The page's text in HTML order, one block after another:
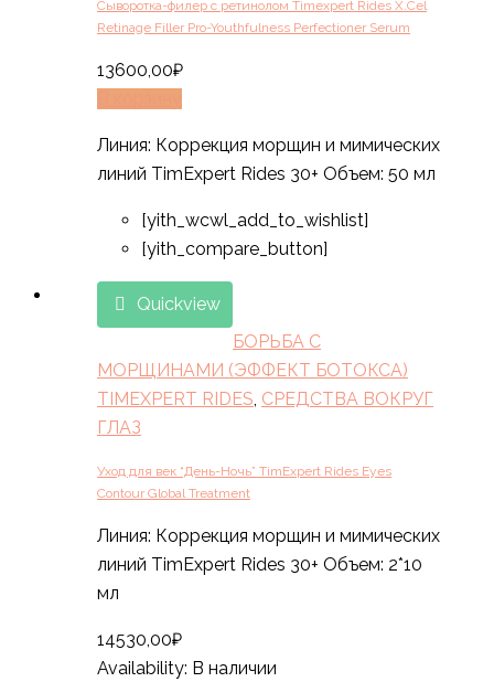
Сыворотка-филер с ретинолом Timexpert Rides X.Cel
Retinage Filler Pro-Youthfulness Perfectioner Serum
13600,00₽
Линия: Коррекция морщин и мимических
линий TimExpert Rides 30+ Объем: 50 мл
[yith_wcwl_add_to_wishlist]
[yith_compare_button]
Quickview
БОРЬБА С
МОРЩИНАМИ (ЭФФЕКТ БОТОКСА)
TIMEXPERT RIDES, СРЕДСТВА ВОКРУГ
ГЛАЗ
Уход для век “День-Ночь” TimExpert Rides Eyes
Contour Global Treatment
Линия: Коррекция морщин и мимических
линий TimExpert Rides 30+ Объем: 2*10
мл
14530,00₽
Availability: В наличии